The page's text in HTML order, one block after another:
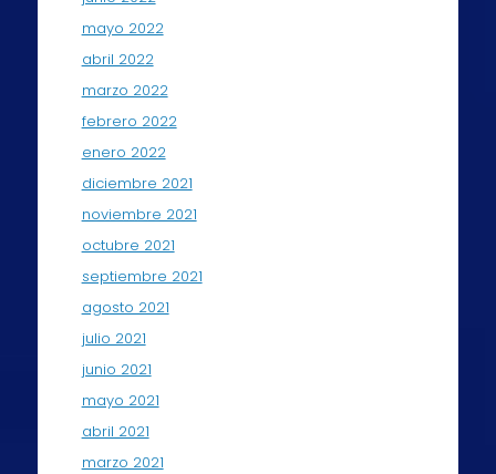
mayo 2022
abril 2022
marzo 2022
febrero 2022
enero 2022
diciembre 2021
noviembre 2021
octubre 2021
septiembre 2021
agosto 2021
julio 2021
junio 2021
mayo 2021
abril 2021
marzo 2021